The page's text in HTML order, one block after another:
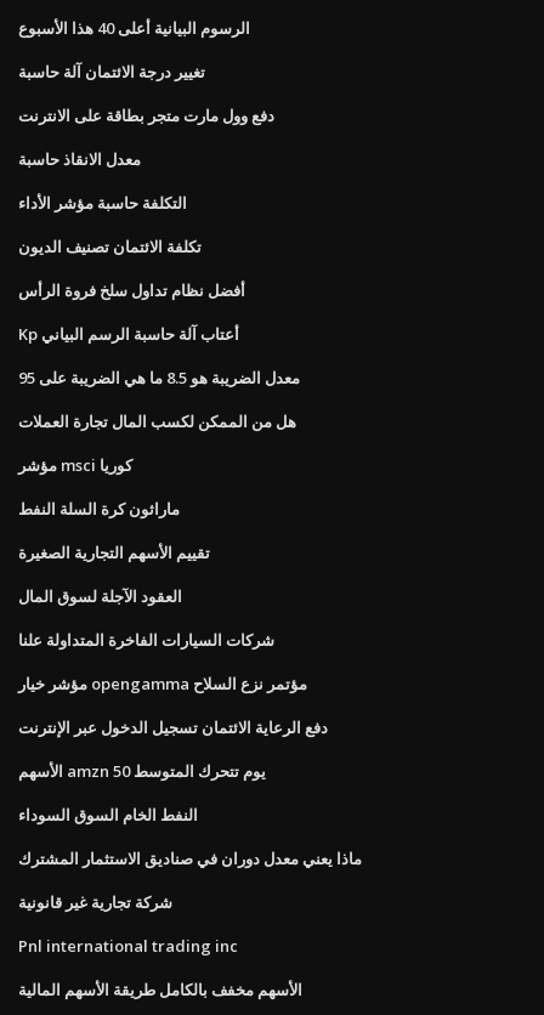
الرسوم البيانية أعلى 40 هذا الأسبوع
تغيير درجة الائتمان آلة حاسبة
دفع وول مارت متجر بطاقة على الانترنت
معدل الانقاذ حاسبة
التكلفة حاسبة مؤشر الأداء
تكلفة الائتمان تصنيف الديون
أفضل نظام تداول سلخ فروة الرأس
Kp أعتاب آلة حاسبة الرسم البياني
معدل الضريبة هو 8.5 ما هي الضريبة على 95
هل من الممكن لكسب المال تجارة العملات
مؤشر msci كوريا
ماراثون كرة السلة النفط
تقييم الأسهم التجارية الصغيرة
العقود الآجلة لسوق المال
شركات السيارات الفاخرة المتداولة علنا
مؤشر خيار opengamma مؤتمر نزع السلاح
دفع الرعاية الائتمان تسجيل الدخول عبر الإنترنت
الأسهم amzn 50 يوم تتحرك المتوسط
النفط الخام السوق السوداء
ماذا يعني معدل دوران في صناديق الاستثمار المشترك
شركة تجارية غير قانونية
Pnl international trading inc
الأسهم مخفف بالكامل طريقة الأسهم المالية